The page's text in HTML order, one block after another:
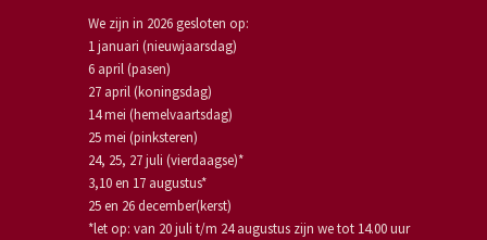
We zijn in 2026 gesloten op:
1 januari (nieuwjaarsdag)
6 april (pasen)
27 april (koningsdag)
14 mei (hemelvaartsdag)
25 mei (pinksteren)
24, 25, 27 juli (vierdaagse)*
3,10 en 17 augustus*
25 en 26 december(kerst)
*let op: van 20 juli t/m 24 augustus zijn we tot 14.00 uur